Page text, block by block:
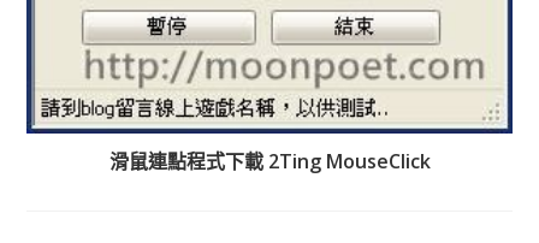
滑鼠連點程式下載 2Ting MouseClick